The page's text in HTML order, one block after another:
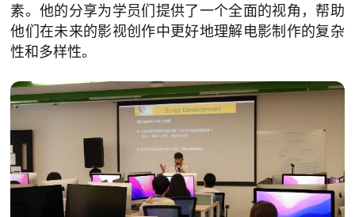
素。他的分享为学员们提供了一个全面的视角，帮助
他们在未来的影视创作中更好地理解电影制作的复杂
性和多样性。